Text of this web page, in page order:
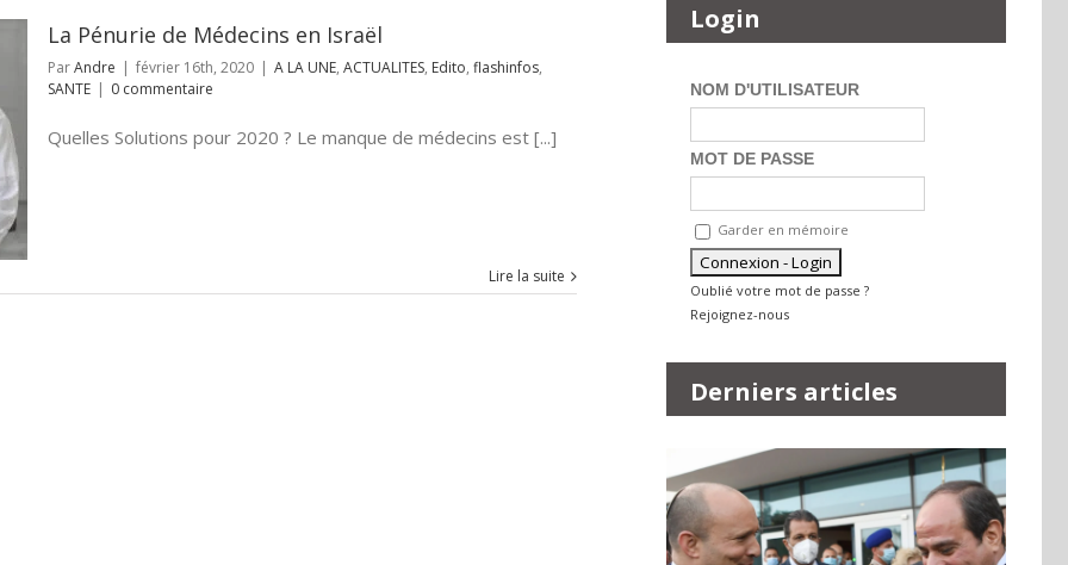
La Pénurie de Médecins en Israël
ParAndre | février 16th, 2020 | A LA UNE, ACTUALITES, Edito, flashinfos,
SANTE | 0 commentaire
Quelles Solutions pour 2020 ? Le manque de médecins est [...]
Lire la suite
Login
NOM D'UTILISATEUR
MOT DE PASSE
Garder en mémoire
Oublié votre mot de passe ?
Rejoignez-nous
Derniers articles